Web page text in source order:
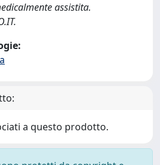
assistita.
a questo prodotto.